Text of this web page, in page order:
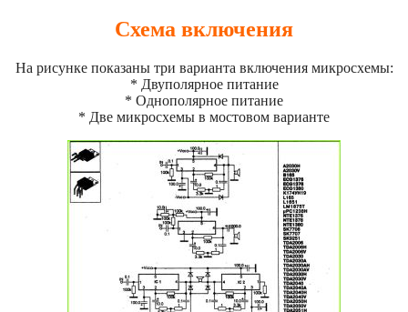
Схема включения
На рисунке показаны три варианта включения микросхемы:
* Двуполярное питание
* Однополярное питание
* Две микросхемы в мостовом варианте